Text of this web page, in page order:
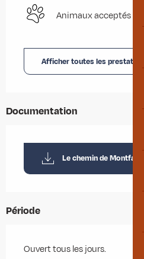
Animaux acceptés
Afficher toutes les prestations
Documentation
Le chemin de
Période
Ouvert tous les jours.